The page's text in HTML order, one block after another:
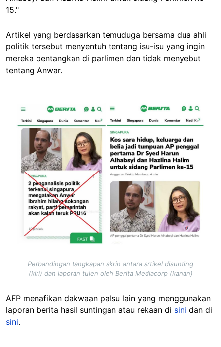
15."
Artikel yang berdasarkan temuduga bersama dua ahli
politik tersebut menyentuh tentang isu-isu yang ingin
mereka bentangkan di parlimen dan tidak menyebut
tentang Anwar.
Image
Perbandingan tangkapan skrin antara artikel disunting
(kiri) dan laporan tulen oleh Berita Mediacorp (kanan)
AFP menafikan dakwaan palsu lain yang menggunakan
laporan berita hasil suntingan atau rekaan di sini dan di
sini.